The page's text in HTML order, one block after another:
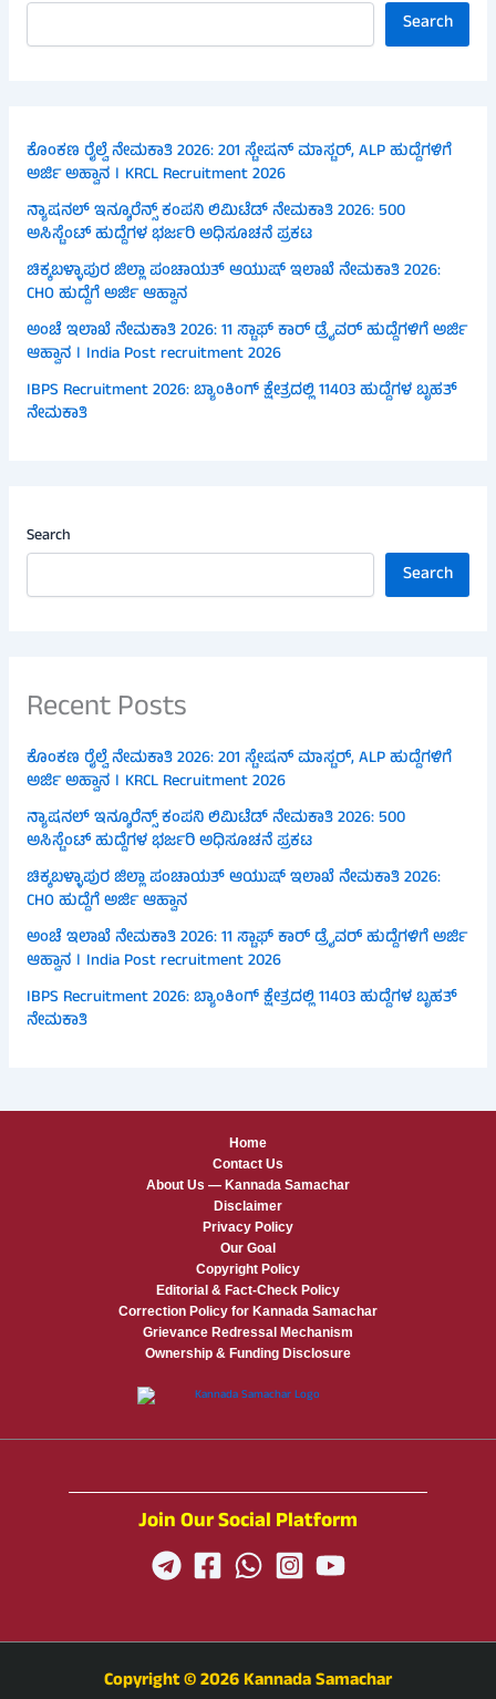
Search
ಕೊಂಕಣ ರೈಲ್ವೆ ನೇಮಕಾತಿ 2026: 201 ಸ್ಟೇಷನ್ ಮಾಸ್ಟರ್, ALP ಹುದ್ದೆಗಳಿಗೆ
ಅರ್ಜಿ ಅಹ್ವಾನ । KRCL Recruitment 2026
ನ್ಯಾಷನಲ್ ಇನ್ಶೂರೆನ್ಸ್ ಕಂಪನಿ ಲಿಮಿಟೆಡ್ ನೇಮಕಾತಿ 2026: 500
ಅಸಿಸ್ಟೆಂಟ್ ಹುದ್ದೆಗಳ ಭರ್ಜರಿ ಅಧಿಸೂಚನೆ ಪ್ರಕಟ
ಚಿಕ್ಕಬಳ್ಳಾಪುರ ಜಿಲ್ಲಾ ಪಂಚಾಯತ್ ಆಯುಷ್ ಇಲಾಖೆ ನೇಮಕಾತಿ 2026:
CHO ಹುದ್ದೆಗೆ ಅರ್ಜಿ ಆಹ್ವಾನ
ಅಂಚೆ ಇಲಾಖೆ ನೇಮಕಾತಿ 2026: 11 ಸ್ಟಾಫ್ ಕಾರ್ ಡ್ರೈವರ್ ಹುದ್ದೆಗಳಿಗೆ ಅರ್ಜಿ
ಆಹ್ವಾನ । India Post recruitment 2026
IBPS Recruitment 2026: ಬ್ಯಾಂಕಿಂಗ್ ಕ್ಷೇತ್ರದಲ್ಲಿ 11403 ಹುದ್ದೆಗಳ ಬೃಹತ್
ನೇಮಕಾತಿ
Search
Search
Recent Posts
ಕೊಂಕಣ ರೈಲ್ವೆ ನೇಮಕಾತಿ 2026: 201 ಸ್ಟೇಷನ್ ಮಾಸ್ಟರ್, ALP ಹುದ್ದೆಗಳಿಗೆ
ಅರ್ಜಿ ಅಹ್ವಾನ । KRCL Recruitment 2026
ನ್ಯಾಷನಲ್ ಇನ್ಶೂರೆನ್ಸ್ ಕಂಪನಿ ಲಿಮಿಟೆಡ್ ನೇಮಕಾತಿ 2026: 500
ಅಸಿಸ್ಟೆಂಟ್ ಹುದ್ದೆಗಳ ಭರ್ಜರಿ ಅಧಿಸೂಚನೆ ಪ್ರಕಟ
ಚಿಕ್ಕಬಳ್ಳಾಪುರ ಜಿಲ್ಲಾ ಪಂಚಾಯತ್ ಆಯುಷ್ ಇಲಾಖೆ ನೇಮಕಾತಿ 2026:
CHO ಹುದ್ದೆಗೆ ಅರ್ಜಿ ಆಹ್ವಾನ
ಅಂಚೆ ಇಲಾಖೆ ನೇಮಕಾತಿ 2026: 11 ಸ್ಟಾಫ್ ಕಾರ್ ಡ್ರೈವರ್ ಹುದ್ದೆಗಳಿಗೆ ಅರ್ಜಿ
ಆಹ್ವಾನ । India Post recruitment 2026
IBPS Recruitment 2026: ಬ್ಯಾಂಕಿಂಗ್ ಕ್ಷೇತ್ರದಲ್ಲಿ 11403 ಹುದ್ದೆಗಳ ಬೃಹತ್
ನೇಮಕಾತಿ
Home
Contact Us
About Us — Kannada Samachar
Disclaimer
Privacy Policy
Our Goal
Copyright Policy
Editorial & Fact-Check Policy
Correction Policy for Kannada Samachar
Grievance Redressal Mechanism
Ownership & Funding Disclosure
Join Our Social Platform
Copyright © 2026 Kannada Samachar